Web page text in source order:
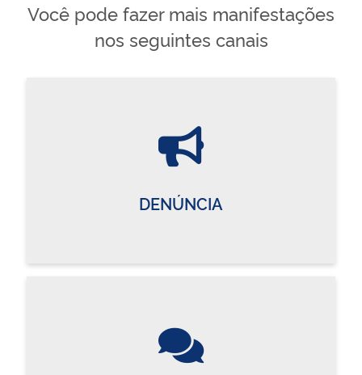
Você pode fazer mais manifestações
nos seguintes canais
DENÚNCIA